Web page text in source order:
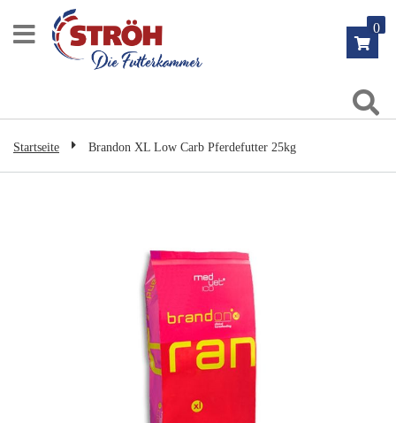
Inhalt
0
Startseite Brandon XL Low Carb Pferdefutter 25kg